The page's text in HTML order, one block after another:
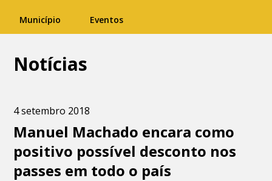
Município Eventos
Notícias
4 setembro 2018
Manuel Machado encara como
positivo possível desconto nos
passes em todo o país